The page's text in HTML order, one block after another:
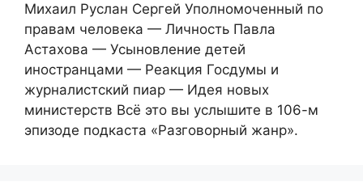
Михаил Руслан Сергей Уполномоченный по
правам человека — Личность Павла
Астахова — Усыновление детей
иностранцами — Реакция Госдумы и
журналистский пиар — Идея новых
министерств Всё это вы услышите в 106-м
эпизоде подкаста «Разговорный жанр».